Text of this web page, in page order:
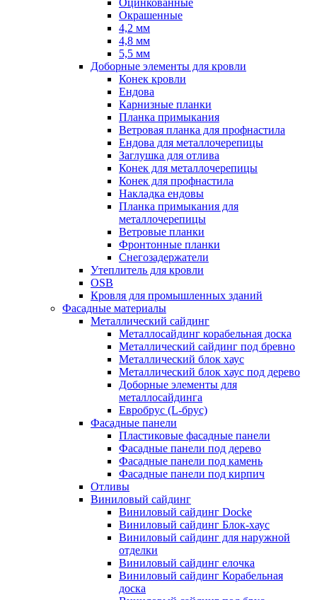
Оцинкованные
Окрашенные
4,2 мм
4,8 мм
5,5 мм
Доборные элементы для кровли
Конек кровли
Ендова
Карнизные планки
Планка примыкания
Ветровая планка для профнастила
Ендова для металлочерепицы
Заглушка для отлива
Конек для металлочерепицы
Конек для профнастила
Накладка ендовы
Планка примыкания для
металлочерепицы
Ветровые планки
Фронтонные планки
Снегозадержатели
Утеплитель для кровли
OSB
Кровля для промышленных зданий
Фасадные материалы
Металлический сайдинг
Металлосайдинг корабельная доска
Металлический сайдинг под бревно
Металлический блок хаус
Металлический блок хаус под дерево
Доборные элементы для
металлосайдинга
Евробрус (L-брус)
Фасадные панели
Пластиковые фасадные панели
Фасадные панели под дерево
Фасадные панели под камень
Фасадные панели под кирпич
Отливы
Виниловый сайдинг
Виниловый сайдинг Docke
Виниловый сайдинг Блок-хаус
Виниловый сайдинг для наружной
отделки
Виниловый сайдинг елочка
Виниловый сайдинг Корабельная
доска